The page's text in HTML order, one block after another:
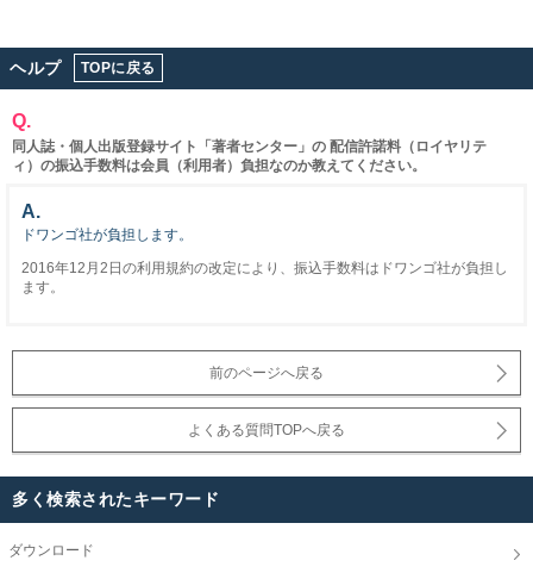
ヘルプ TOPに戻る
Q.
同人誌・個人出版登録サイト「著者センター」の 配信許諾料（ロイヤリテ
ィ）の振込手数料は会員（利用者）負担なのか教えてください。
A.
ドワンゴ社が負担します。
2016年12月2日の利用規約の改定により、振込手数料はドワンゴ社が負担し
ます。
前のページへ戻る
よくある質問TOPへ戻る
多く検索されたキーワード
ダウンロード